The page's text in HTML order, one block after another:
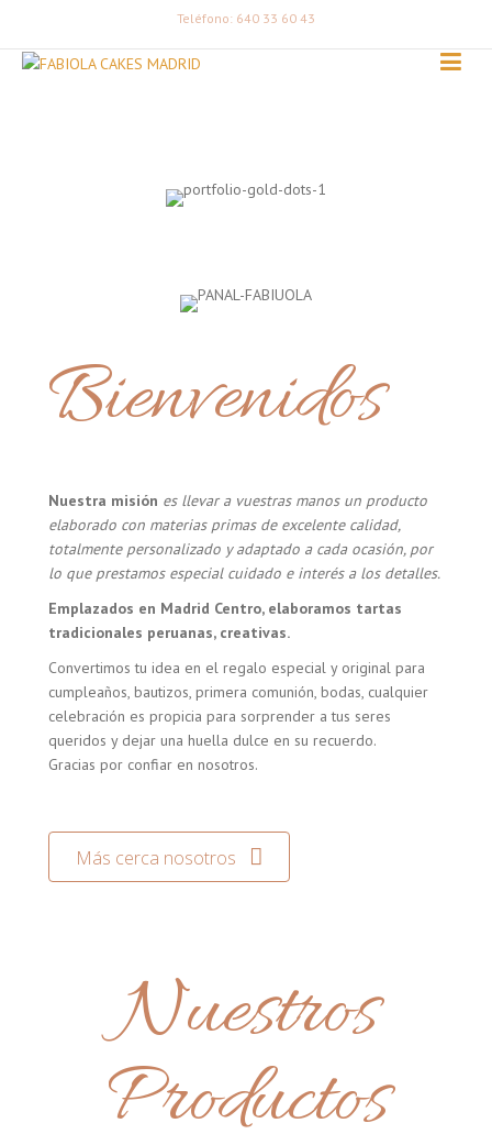
Teléfono: 640 33 60 43
Bienvenidos
Nuestra misión es llevar a vuestras manos un producto
elaborado con materias primas de excelente calidad,
totalmente personalizado y adaptado a cada ocasión, por
lo que prestamos especial cuidado e interés a los detalles.
Emplazados en Madrid Centro, elaboramos tartas
tradicionales peruanas, creativas.
Convertimos tu idea en el regalo especial y original para
cumpleaños, bautizos, primera comunión, bodas, cualquier
celebración es propicia para sorprender a tus seres
queridos y dejar una huella dulce en su recuerdo.
Gracias por confiar en nosotros.
Más cerca nosotros
Nuestros
Productos